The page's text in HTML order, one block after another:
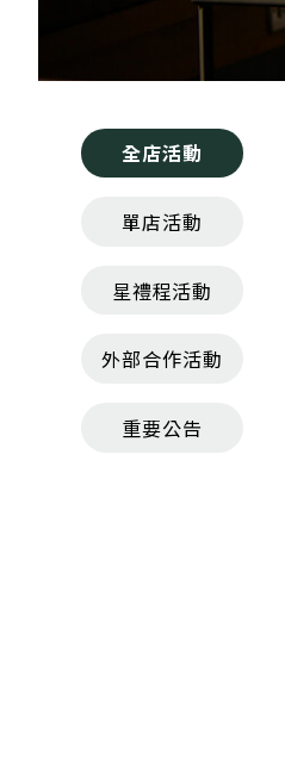
全店活動
單店活動
星禮程活動
外部合作活動
重要公告